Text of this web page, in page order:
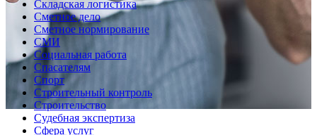
Складская логистика
Сметное дело
Сметное нормирование
СМИ
Социальная работа
Спасателям
Спорт
Строительный контроль
Строительство
Судебная экспертиза
Сфера услуг